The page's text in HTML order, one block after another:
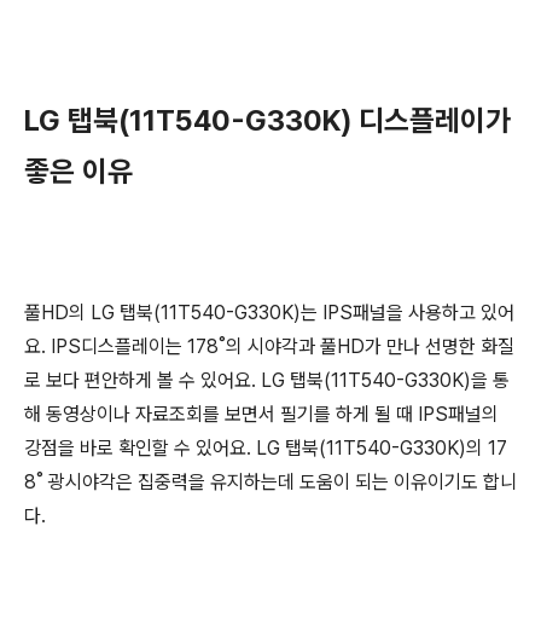
LG 탭북(11T540-G330K) 디스플레이가
좋은 이유
풀HD의 LG 탭북(11T540-G330K)는 IPS패널을 사용하고 있어
요. IPS디스플레이는 178˚의 시야각과 풀HD가 만나 선명한 화질
로 보다 편안하게 볼 수 있어요. LG 탭북(11T540-G330K)을 통
해 동영상이나 자료조회를 보면서 필기를 하게 될 때 IPS패널의
강점을 바로 확인할 수 있어요. LG 탭북(11T540-G330K)의 17
8˚ 광시야각은 집중력을 유지하는데 도움이 되는 이유이기도 합니
다.